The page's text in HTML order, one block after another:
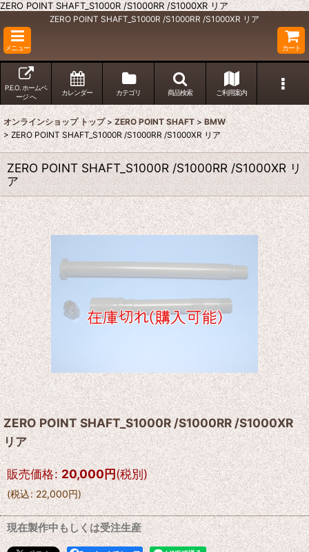
ZERO POINT SHAFT_S1000R /S1000RR /S1000XR リア
ZERO POINT SHAFT_S1000R /S1000RR /S1000XR リア
メニュー カート
P.E.O. ホームペ
ージ へ
カレンダー カテゴリ 商品検索 ご利用案内
オンラインショップ トップ > ZERO POINT SHAFT > BMW
> ZERO POINT SHAFT_S1000R /S1000RR /S1000XR リア
ZERO POINT SHAFT_S1000R /S1000RR /S1000XR リ
ア
ZERO POINT SHAFT_S1000R /S1000RR /S1000XR
リア
販売価格: 20,000円(税別)
(税込: 22,000円)
現在製作中もしくは受注生産